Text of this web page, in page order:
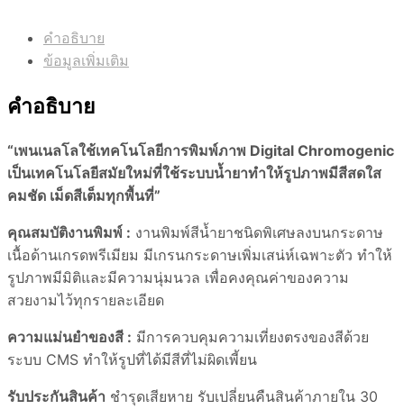
คำอธิบาย
ข้อมูลเพิ่มเติม
คำอธิบาย
“เพนเนลโลใช้เทคโนโลยีการพิมพ์ภาพ Digital Chromogenic
เป็นเทคโนโลยีสมัยใหม่ที่ใช้ระบบน้ำยาทำให้รูปภาพมีสีสดใส
คมชัด เม็ดสีเต็มทุกพื้นที่”
คุณสมบัติงานพิมพ์ : งานพิมพ์สีน้ำยาชนิดพิเศษลงบนกระดาษ
เนื้อด้านเกรดพรีเมียม มีเกรนกระดาษเพิ่มเสน่ห์เฉพาะตัว ทำให้
รูปภาพมีมิติและมีความนุ่มนวล เพื่อคงคุณค่าของความ
สวยงามไว้ทุกรายละเอียด
ความแม่นยำของสี : มีการควบคุมความเที่ยงตรงของสีด้วย
ระบบ CMS ทำให้รูปที่ได้มีสีที่ไม่ผิดเพี้ยน
รับประกันสินค้า ชำรุดเสียหาย รับเปลี่ยนคืนสินค้าภายใน 30